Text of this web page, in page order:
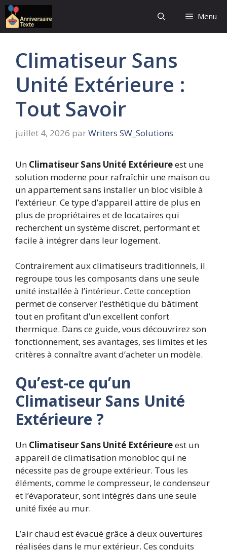
Aller
au
contenu
Menu
Climatiseur Sans
Unité Extérieure :
Tout Savoir
juillet 4, 2026 parWriters SW_Solutions
Un Climatiseur Sans Unité Extérieureest une
solution moderne pour rafraîchir une maison ou
un appartement sans installer un bloc visible à
l’extérieur. Ce type d’appareil attire de plus en
plus de propriétaires et de locataires qui
recherchent un système discret, performant et
facile à intégrer dans leur logement.
Contrairement aux climatiseurs traditionnels, il
regroupe tous les composants dans une seule
unité installée à l’intérieur. Cette conception
permet de conserver l’esthétique du bâtiment
tout en profitant d’un excellent confort
thermique. Dans ce guide, vous découvrirez son
fonctionnement, ses avantages, ses limites et les
critères à connaître avant d’acheter un modèle.
Qu’est-ce qu’un
Climatiseur Sans Unité
Extérieure ?
Un Climatiseur Sans Unité Extérieureest un
appareil de climatisation monobloc qui ne
nécessite pas de groupe extérieur. Tous les
éléments, comme le compresseur, le condenseur
et l’évaporateur, sont intégrés dans une seule
unité fixée au mur.
L’air chaud est évacué grâce à deux ouvertures
réalisées dans le mur extérieur. Ces conduits